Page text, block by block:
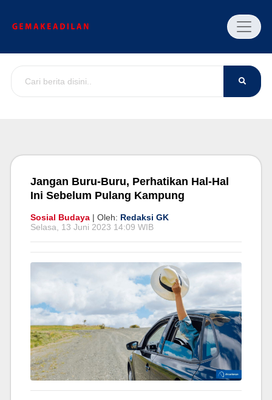
Jangan Buru-Buru, Perhatikan Hal-Hal
Ini Sebelum Pulang Kampung
Sosial Budaya | Oleh: Redaksi GK
Selasa, 13 Juni 2023 14:09 WIB